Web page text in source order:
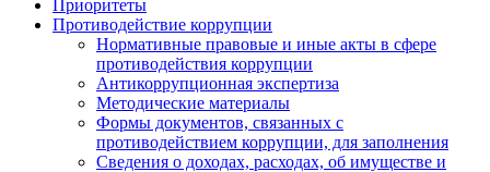
Приоритеты
Противодействие коррупции
Нормативные правовые и иные акты в сфере
противодействия коррупции
Антикоррупционная экспертиза
Методические материалы
Формы документов, связанных с
противодействием коррупции, для заполнения
Сведения о доходах, расходах, об имуществе и